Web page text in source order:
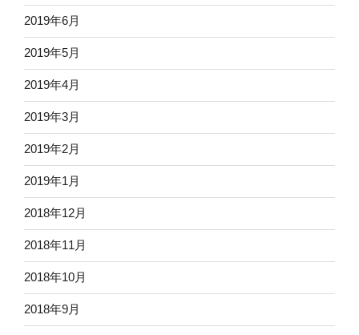
2019年6月
2019年5月
2019年4月
2019年3月
2019年2月
2019年1月
2018年12月
2018年11月
2018年10月
2018年9月